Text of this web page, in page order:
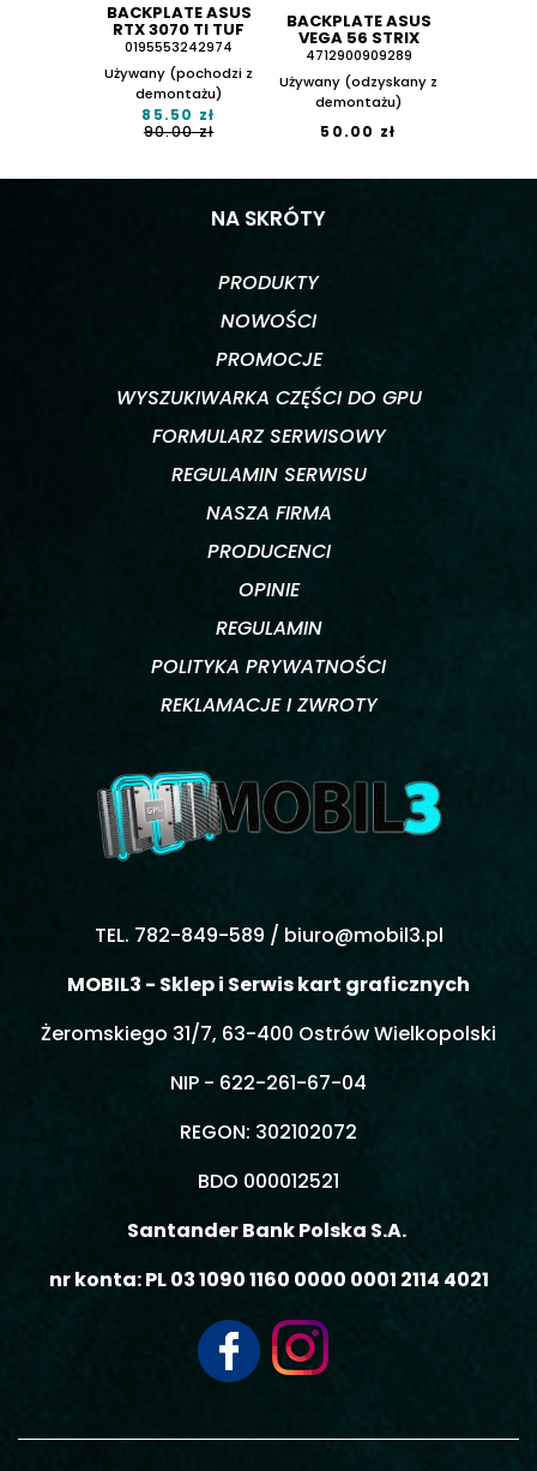
BACKPLATE ASUS
RTX 3070 TI TUF
0195553242974
Używany (pochodzi z
demontażu)
85.50 zł
90.00 zł
BACKPLATE ASUS
VEGA 56 STRIX
4712900909289
Używany (odzyskany z
demontażu)
50.00 zł
NA SKRÓTY
PRODUKTY
NOWOŚCI
PROMOCJE
WYSZUKIWARKA CZĘŚCI DO GPU
FORMULARZ SERWISOWY
REGULAMIN SERWISU
NASZA FIRMA
PRODUCENCI
OPINIE
REGULAMIN
POLITYKA PRYWATNOŚCI
REKLAMACJE I ZWROTY
TEL. 782-849-589 / biuro@mobil3.pl
MOBIL3 - Sklep i Serwis kart graficznych
Żeromskiego 31/7, 63-400 Ostrów Wielkopolski
NIP - 622-261-67-04
REGON: 302102072
BDO 000012521
Santander Bank Polska S.A.
nr konta: PL 03 1090 1160 0000 0001 2114 4021